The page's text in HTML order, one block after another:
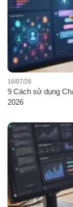
9 Cách sử dụng
2026
16/07/26